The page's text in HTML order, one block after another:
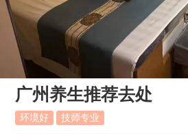
广州养生推荐去处
环境好 技师专业